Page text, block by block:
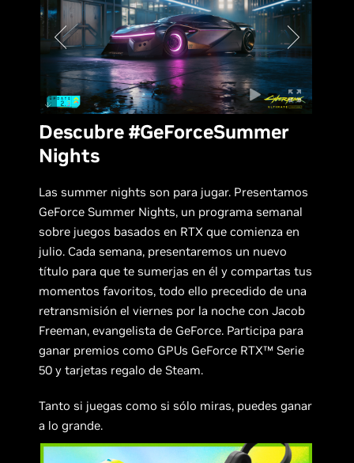
Descubre #GeForceSummer
Nights
Las summer nights son para jugar. Presentamos
GeForce Summer Nights, un programa semanal
sobre juegos basados en RTX que comienza en
julio. Cada semana, presentaremos un nuevo
título para que te sumerjas en él y compartas tus
momentos favoritos, todo ello precedido de una
retransmisión el viernes por la noche con Jacob
Freeman, evangelista de GeForce. Participa para
ganar premios como GPUs GeForce RTX™ Serie
50 y tarjetas regalo de Steam.
Tanto si juegas como si sólo miras, puedes ganar
a lo grande.